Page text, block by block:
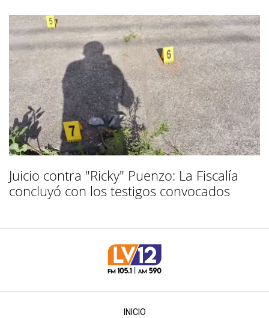
Juicio contra "Ricky" Puenzo: La Fiscalía
concluyó con los testigos convocados
INICIO